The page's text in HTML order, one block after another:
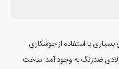
بسیاری با استفاده از جوشکاری
ضدزنگ به وجود آمد. ساخت